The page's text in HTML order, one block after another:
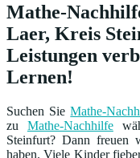
Mathe-
Laer, Kreis
Leistungen
Lernen!
Suchen SieMathe-
zu Mathe-Nachhilfe
Steinfurt? Dann freuen
haben. Viele Kinder